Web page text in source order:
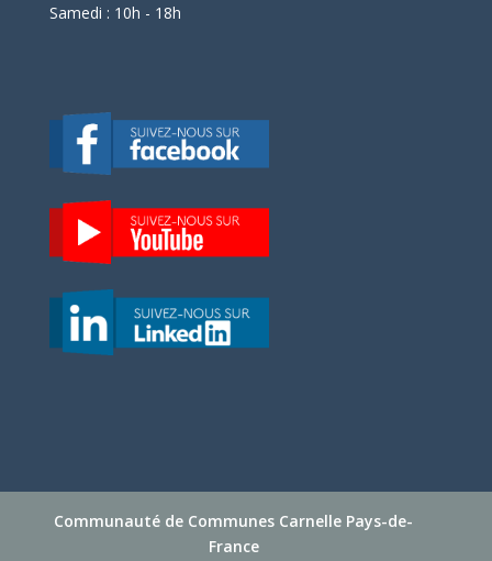
Samedi : 10h - 18h
Communauté de Communes Carnelle Pays-de-
France